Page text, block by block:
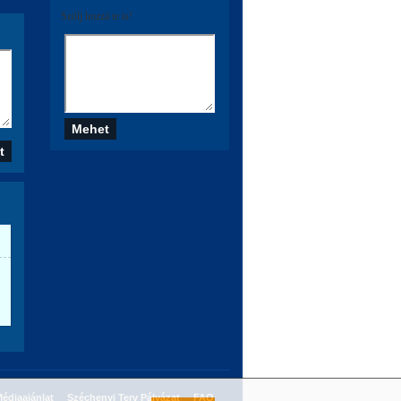
Szólj hozzá te is!
Széchenyi Terv Pályázat FAQ